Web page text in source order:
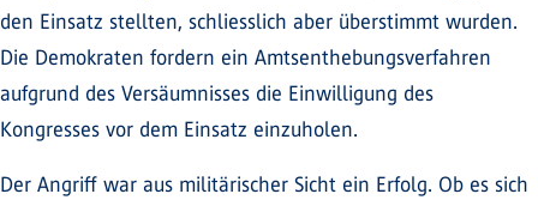
den Einsatz stellten, schliesslich aber überstimmt wurden.
Die Demokraten fordern ein Amtsenthebungsverfahren
aufgrund des Versäumnisses die Einwilligung des
Kongresses vor dem Einsatz einzuholen.
Der Angriff war aus militärischer Sicht ein Erfolg. Ob es sich